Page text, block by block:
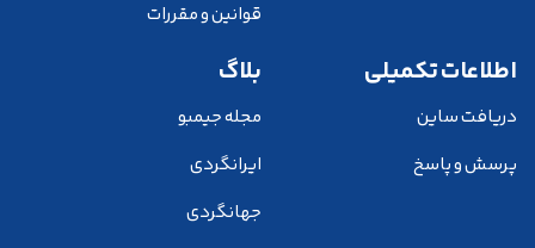
قوانین و مقررات
اطلاعات تکمیلی
دریافت ساین
پرسش و پاسخ
بلاگ
مجله جیمبو
ایرانگردی
جهانگردی